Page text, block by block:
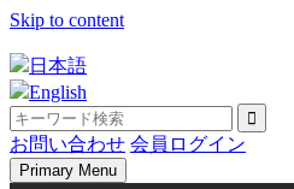
Skip to content
日本語
English
お問い合わせ 会員ログイン
Primary Menu